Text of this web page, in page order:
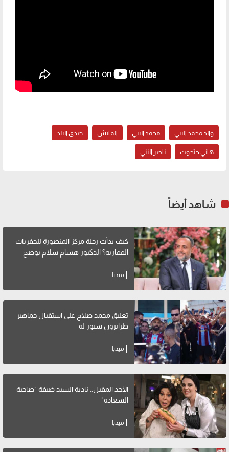
والد محمد النني محمد النني الماتش صدى البلد
هاني حتحوت ناصر النني
شاهد أيضاً
كيف بدأت رحلة مركز المنصورة للحفريات
الفقارية؟ الدكتور هشام سلام يوضح
ميديا
تعليق محمد صلاح على استقبال جماهير
طرابزون سبور له
ميديا
الأحد المقبل.. نادية السيد ضيفة "صاحبة
السعادة"
ميديا